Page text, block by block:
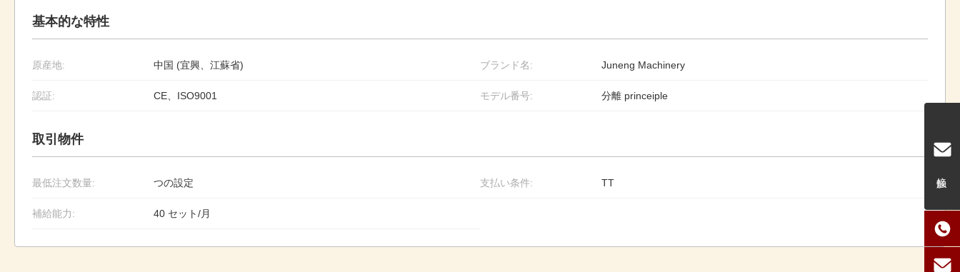
基本的な特性
原産地: 中国 (宜興、江蘇省) ブランド名: Juneng Machinery
認証: CE、ISO9001 モデル番号: 分離 princeiple
取引物件
最低注文数量: つの設定 支払い条件: TT
補給能力: 40 セット/月